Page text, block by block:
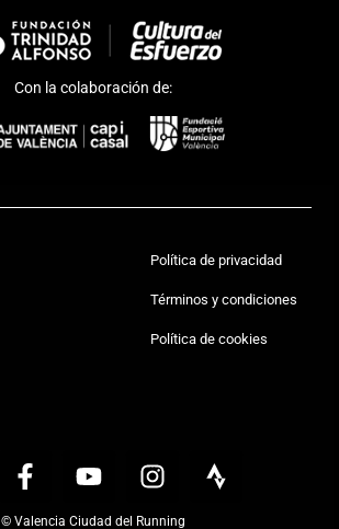
Con la colaboración de:
Política de privacidad
Términos y condiciones
Política de cookies
© Valencia Ciudad del Running